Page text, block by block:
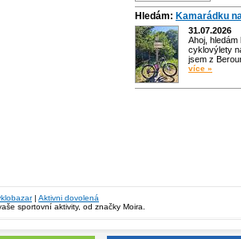
Hledám: Kamarádku
31.07.2026
Ahoj,
cyklovýlety
jsem z
více »
| Aktivni dovolená
sportovní aktivity, od značky Moira.